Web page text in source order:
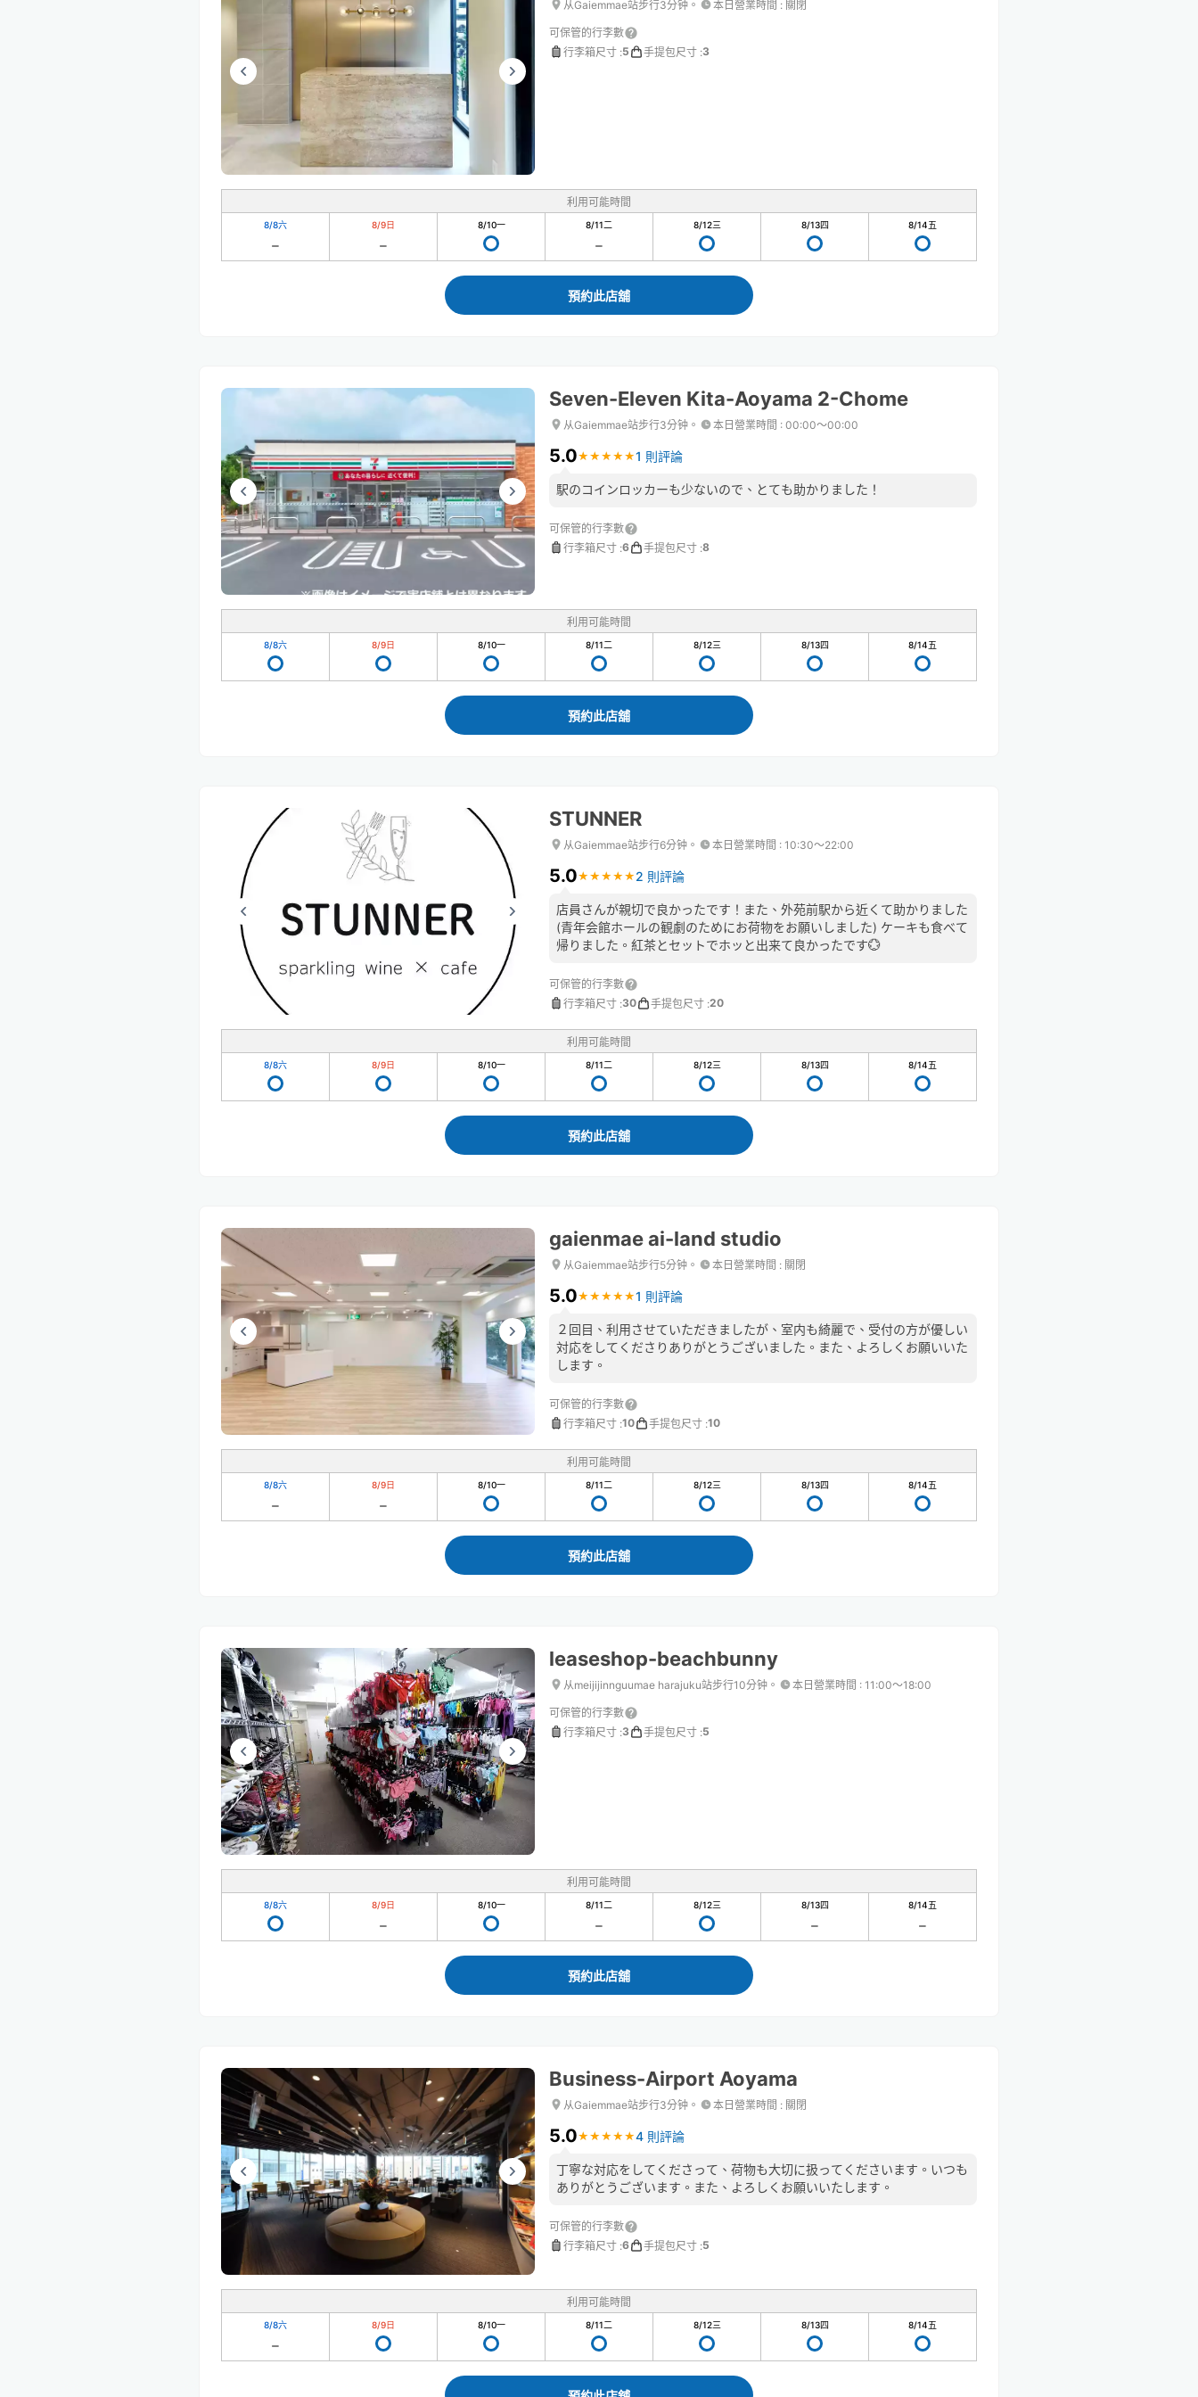
从Gaiemmae站步行3分钟。 本日營業時間 : 關閉
可保管的行李數
行李箱尺寸 :5 手提包尺寸 :3
利用可能時間
8/8六 8/9日 8/10一 8/11二 8/12三 8/13四 8/14五
預約此店舖
Seven-Eleven Kita-Aoyama 2-Chome
从Gaiemmae站步行3分钟。 本日營業時間 : 00:00〜00:00
5.0★ ★ ★ ★ ★
★ ★ ★ ★ ★1 則評論
駅のコインロッカーも少ないので、とても助かりました！
可保管的行李數
行李箱尺寸 :6 手提包尺寸 :8
利用可能時間
8/8六 8/9日 8/10一 8/11二 8/12三 8/13四 8/14五
預約此店舖
STUNNER
从Gaiemmae站步行6分钟。 本日營業時間 : 10:30〜22:00
5.0★ ★ ★ ★ ★
★ ★ ★ ★ ★ 2 則評論
店員さんが親切で良かったです！また、外苑前駅から近くて助かりました
(青年会館ホールの観劇のためにお荷物をお願いしました) ケーキも食べて
帰りました。紅茶とセットでホッと出来て良かったです💮
可保管的行李數
行李箱尺寸 :30 手提包尺寸 :20
利用可能時間
8/8六 8/9日 8/10一 8/11二 8/12三 8/13四 8/14五
預約此店舖
gaienmae ai-land studio
从Gaiemmae站步行5分钟。 本日營業時間 : 關閉
5.0★ ★ ★ ★ ★
★ ★ ★ ★ ★1 則評論
２回目、利用させていただきましたが、室内も綺麗で、受付の方が優しい
対応をしてくださりありがとうございました。また、よろしくお願いいた
します。
可保管的行李數
行李箱尺寸 :10 手提包尺寸 :10
利用可能時間
8/8六 8/9日 8/10一 8/11二 8/12三 8/13四 8/14五
預約此店舖
leaseshop-beachbunny
从meijijinnguumae harajuku站步行10分钟。 本日營業時間 : 11:00〜18:00
可保管的行李數
行李箱尺寸 :3 手提包尺寸 :5
利用可能時間
8/8六 8/9日 8/10一 8/11二 8/12三 8/13四 8/14五
預約此店舖
Business-Airport Aoyama
从Gaiemmae站步行3分钟。 本日營業時間 : 關閉
5.0★ ★ ★ ★ ★
★ ★ ★ ★ ★4 則評論
丁寧な対応をしてくださって、荷物も大切に扱ってくださいます。いつも
ありがとうございます。また、よろしくお願いいたします。
可保管的行李數
行李箱尺寸 :6 手提包尺寸 :5
利用可能時間
8/8六 8/9日 8/10一 8/11二 8/12三 8/13四 8/14五